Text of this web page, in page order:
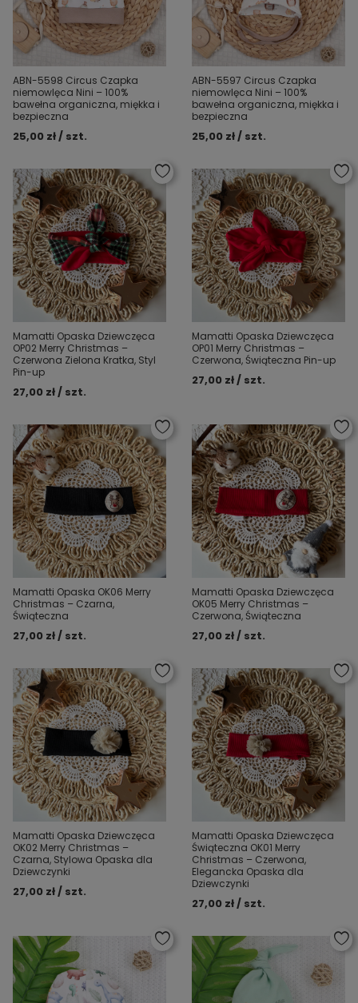
ABN-5598 Circus Czapka
niemowlęca Nini – 100%
bawełna organiczna, miękka i
bezpieczna
25,00 zł / szt.
ABN-5597 Circus Czapka
niemowlęca Nini – 100%
bawełna organiczna, miękka i
bezpieczna
25,00 zł / szt.
Mamatti Opaska Dziewczęca
OP02 Merry Christmas –
Czerwona Zielona Kratka, Styl
Pin-up
27,00 zł / szt.
Mamatti Opaska Dziewczęca
OP01 Merry Christmas –
Czerwona, Świąteczna Pin-up
27,00 zł / szt.
Mamatti Opaska OK06 Merry
Christmas – Czarna,
Świąteczna
27,00 zł / szt.
Mamatti Opaska Dziewczęca
OK05 Merry Christmas –
Czerwona, Świąteczna
27,00 zł / szt.
Mamatti Opaska Dziewczęca
OK02 Merry Christmas –
Czarna, Stylowa Opaska dla
Dziewczynki
27,00 zł / szt.
Mamatti Opaska Dziewczęca
Świąteczna OK01 Merry
Christmas – Czerwona,
Elegancka Opaska dla
Dziewczynki
27,00 zł / szt.